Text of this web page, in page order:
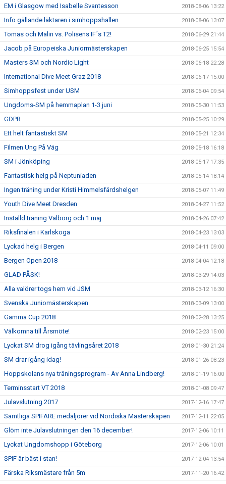
EM i Glasgow med Isabelle Svantesson 2018-08-06 13:22
Info gällande läktaren i simhoppshallen 2018-08-06 13:07
Tomas och Malin vs. Polisens IF´s T2! 2018-06-29 21:44
Jacob på Europeiska Juniormästerskapen 2018-06-25 15:54
Masters SM och Nordic Light 2018-06-18 22:28
International Dive Meet Graz 2018 2018-06-17 15:00
Simhoppsfest under USM 2018-06-04 09:54
Ungdoms-SM på hemmaplan 1-3 juni 2018-05-30 11:53
GDPR 2018-05-25 10:29
Ett helt fantastiskt SM 2018-05-21 12:34
Filmen Ung På Väg 2018-05-18 16:18
SM i Jönköping 2018-05-17 17:35
Fantastisk helg på Neptuniaden 2018-05-14 18:14
Ingen träning under Kristi Himmelsfärdshelgen 2018-05-07 11:49
Youth Dive Meet Dresden 2018-04-27 11:52
Inställd träning Valborg och 1 maj 2018-04-26 07:42
Riksfinalen i Karlskoga 2018-04-23 13:03
Lyckad helg i Bergen 2018-04-11 09:00
Bergen Open 2018 2018-04-04 12:18
GLAD PÅSK! 2018-03-29 14:03
Alla valörer togs hem vid JSM 2018-03-12 16:30
Svenska Juniomästerskapen 2018-03-09 13:00
Gamma Cup 2018 2018-02-28 13:25
Välkomna till Årsmöte! 2018-02-23 15:00
Lyckat SM drog igång tävlingsåret 2018 2018-01-30 21:24
SM drar igång idag! 2018-01-26 08:23
Hoppskolans nya träningsprogram - Av Anna Lindberg! 2018-01-19 16:00
Terminsstart VT 2018 2018-01-08 09:47
Julavslutning 2017 2017-12-16 17:47
Samtliga SPIFARE medaljörer vid Nordiska Mästerskapen 2017-12-11 22:05
Glöm inte Julavslutningen den 16 december! 2017-12-06 10:11
Lyckat Ungdomshopp i Göteborg 2017-12-06 10:01
SPIF är bäst i stan! 2017-12-04 13:54
Färska Riksmästare från 5m 2017-11-20 16:42